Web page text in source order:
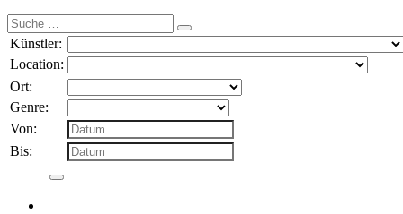
Suche
nach:
Künstler:
Location:
Ort:
Genre:
Von:
Bis: